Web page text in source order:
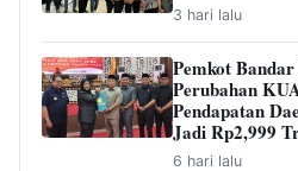
3 hari lalu
Pemkot
Perubahan
Pendapatan
Jadi Rp2,999
6 hari lalu